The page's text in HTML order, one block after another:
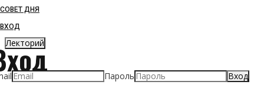
СОВЕТ ДНЯ
ВХОД
Лекторий
Пароль